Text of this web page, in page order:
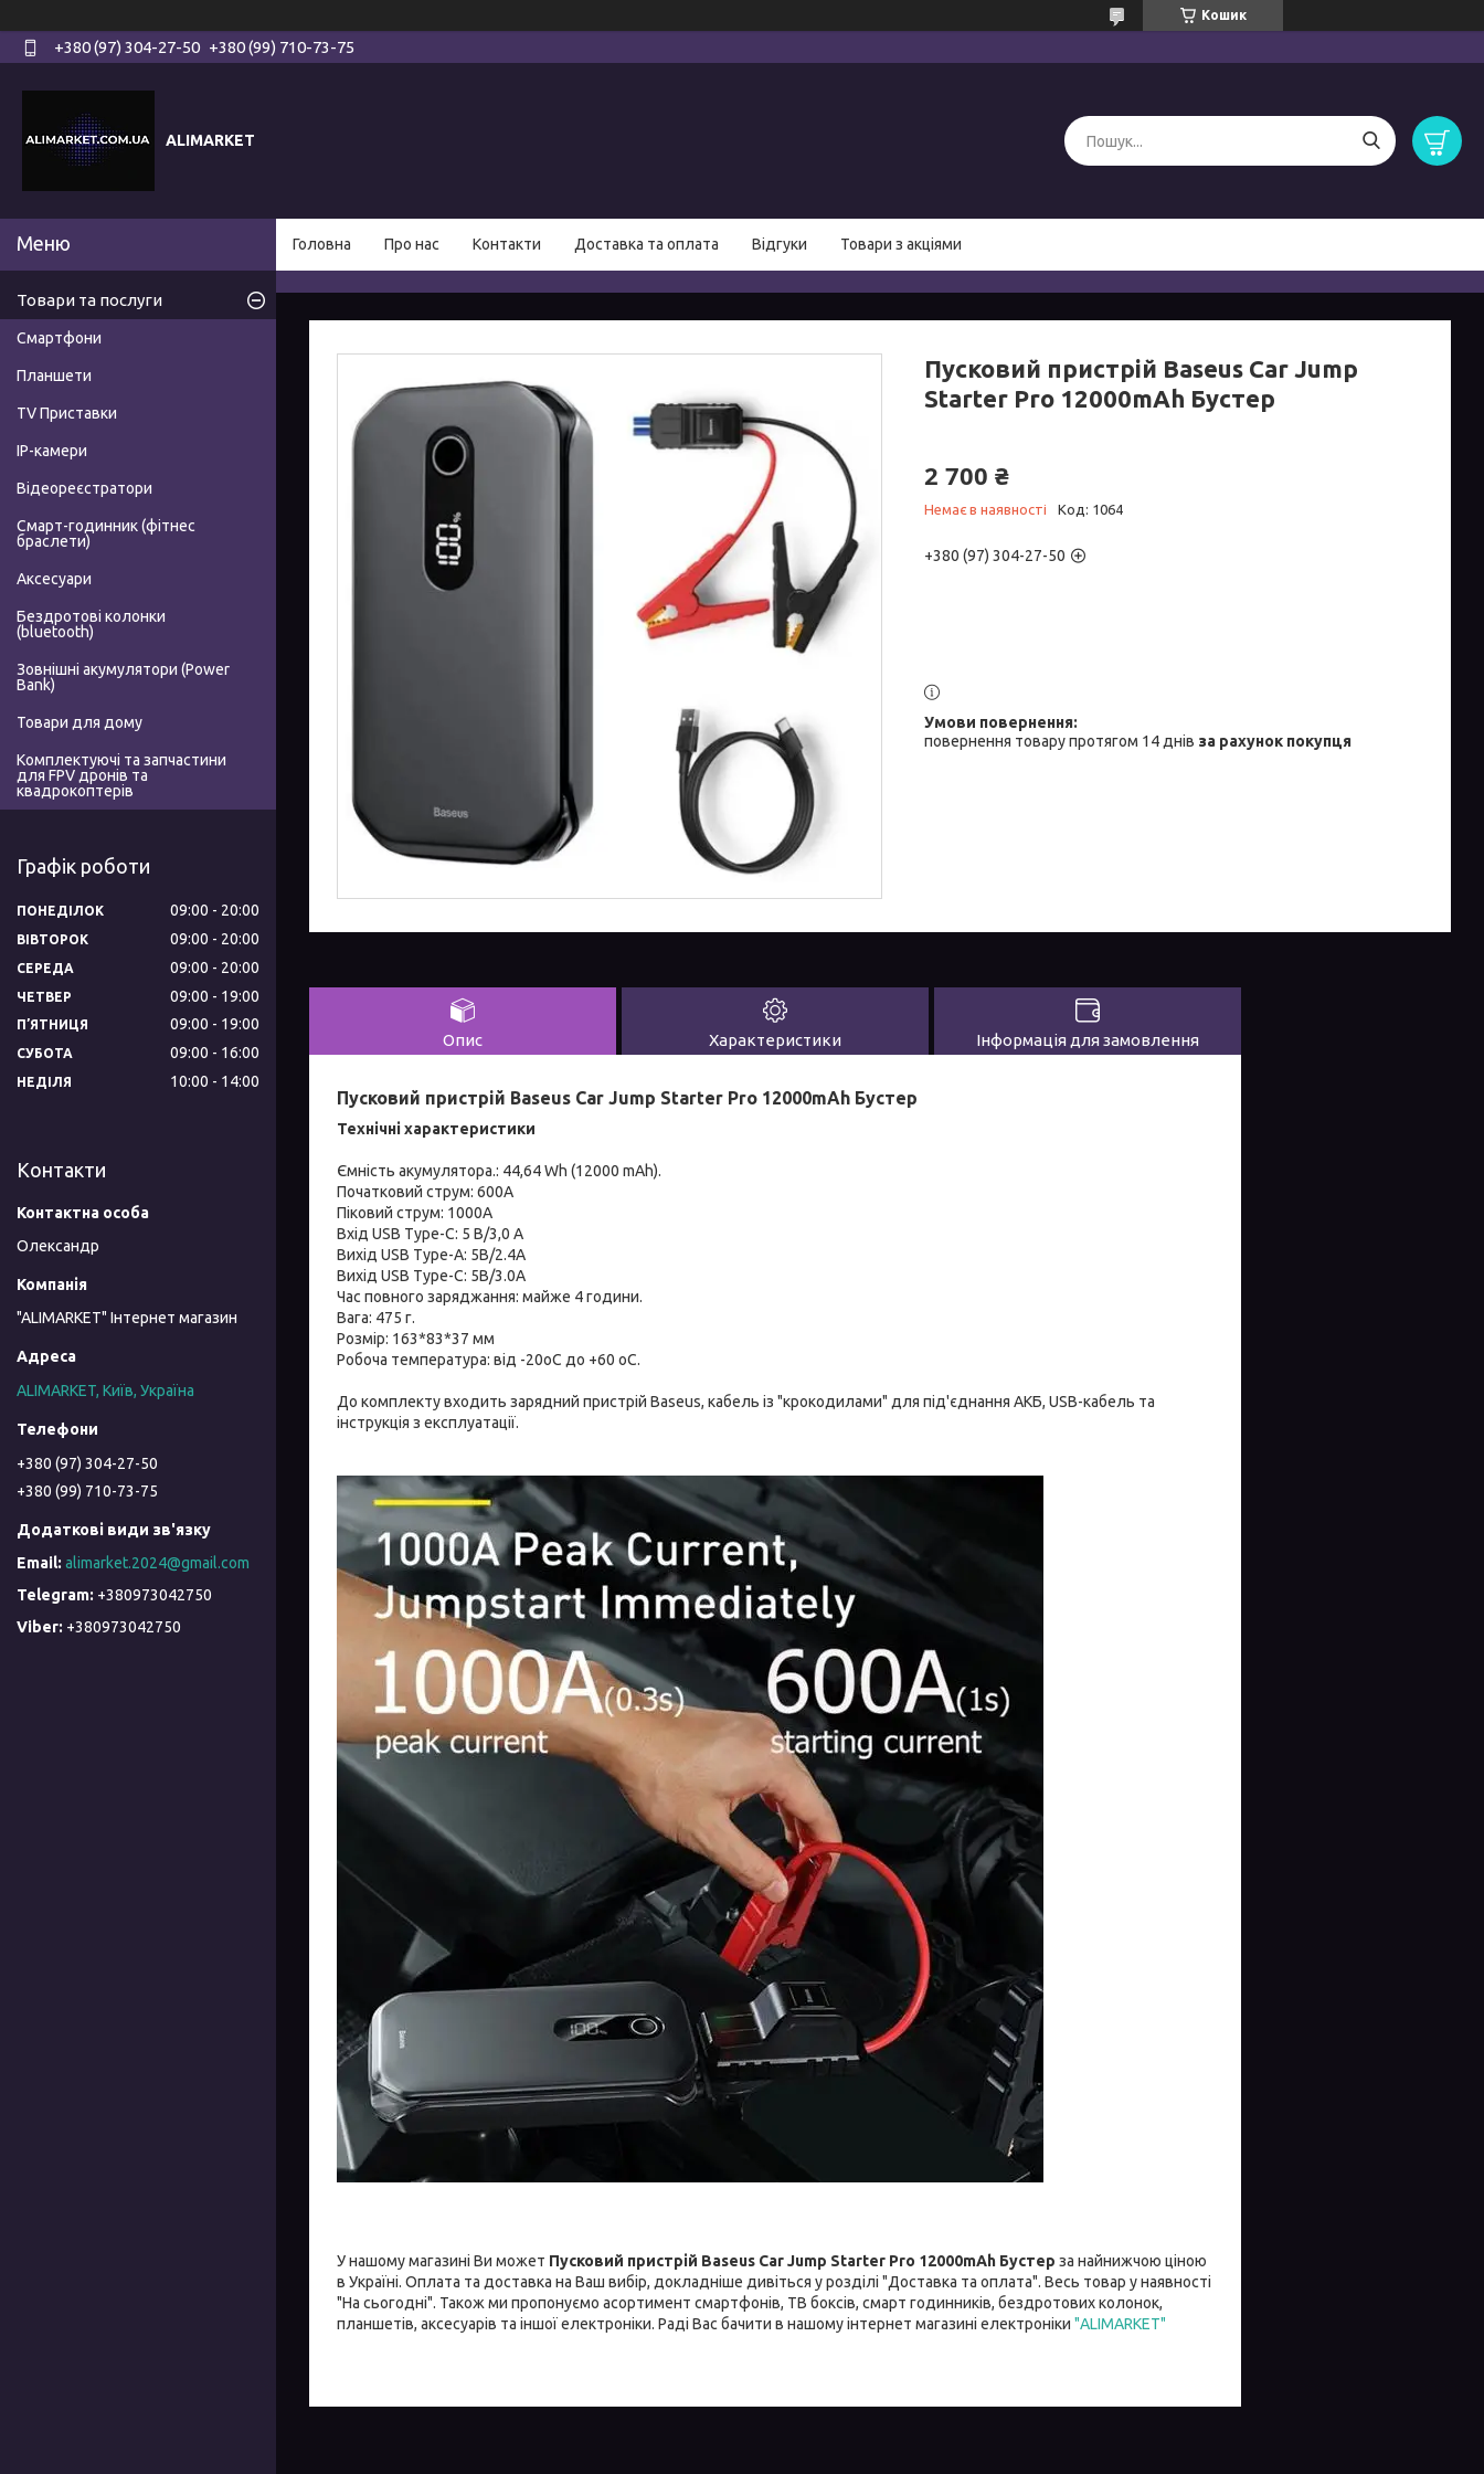
Кошик
+380 (97) 304-27-50 +380 (99) 710-73-75
ALIMARKET
Головна Про нас Контакти Доставка та оплата Відгуки Товари з акціями
Пусковий пристрій Baseus Car Jump
Starter Pro 12000mAh Бустер
2 700 ₴
Немає в наявності Код: 1064
+380 (97) 304-27-50
повернення товару протягом 14 днів за рахунок покупця
Опис Характеристики Інформація для замовлення
Пусковий пристрій Baseus Car Jump Starter Pro 12000mAh Бустер
Технічні характеристики
Ємність акумулятора.: 44,64 Wh (12000 mAh).
Початковий струм: 600A
Піковий струм: 1000A
Вхід USB Type-C: 5 В/3,0 А
Вихід USB Type-A: 5В/2.4A
Вихід USB Type-C: 5В/3.0A
Час повного заряджання: майже 4 години.
Вага: 475 г.
Розмір: 163*83*37 мм
Робоча температура: від -20oC до +60 oC.
До комплекту входить зарядний пристрій Baseus, кабель із "крокодилами" для під'єднання АКБ, USB-кабель та
інструкція з експлуатації.
У нашому магазині Ви может Пусковий пристрій Baseus Car Jump Starter Pro 12000mAh Бустер за найнижчою ціною
в Україні. Оплата та доставка на Ваш вибір, докладніше дивіться у розділі "Доставка та оплата". Весь товар у наявності
"На сьогодні". Також ми пропонуємо асортимент смартфонів, ТВ боксів, смарт годинників, бездротових колонок,
планшетів, аксесуарів та іншої електроніки. Раді Вас бачити в нашому інтернет магазині електроніки "ALIMARKET"
Товари та послуги
Смартфони
Планшети
TV Приставки
IP-камери
Відеореєстратори
Смарт-годинник (фітнес
браслети)
Аксесуари
Бездротові колонки
(bluetooth)
Зовнішні акумулятори (Power
Bank)
Товари для дому
Комплектуючі та запчастини
для FPV дронів та
квадрокоптерів
Графік роботи
ПОНЕДІЛОК 09:00 20:00
ВІВТОРОК 09:00 20:00
СЕРЕДА 09:00 20:00
ЧЕТВЕР 09:00 19:00
ПʼЯТНИЦЯ 09:00 19:00
СУБОТА 09:00 16:00
НЕДІЛЯ 10:00 14:00
Контакти
Олександр
"ALIMARKET" Інтернет магазин
ALIMARKET, Київ, Україна
+380 (97) 304-27-50
+380 (99) 710-73-75
alimarket.2024@gmail.com
+380973042750
+380973042750